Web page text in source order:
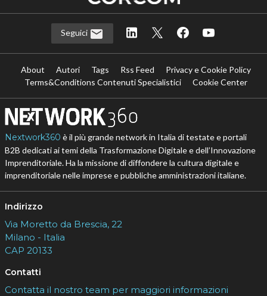
Seguici
About Autori Tags Rss Feed
Privacy e Cookie Policy
Terms&Conditions Contenuti Specialistici
Cookie Center
Nextwork360 è il più grande network in Italia di testate e portali
B2B dedicati ai temi della Trasformazione Digitale e dell’Innovazione
Imprenditoriale. Ha la missione di diffondere la cultura digitale e
imprenditoriale nelle imprese e pubbliche amministrazioni italiane.
Indirizzo
Via Moretto da Brescia, 22
Milano - Italia
CAP 20133
Contatti
Contatta il nostro team per maggiori informazioni